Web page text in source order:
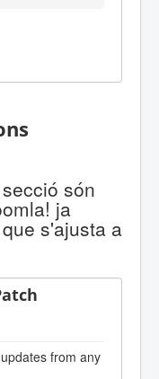
són
ja
s'ajusta a
from any